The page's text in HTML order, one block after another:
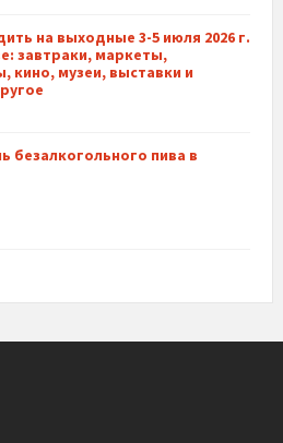
на выходные 3-5 июля 2026 г.
завтраки, маркеты,
кино, музеи, выставки и
безалкогольного пива в